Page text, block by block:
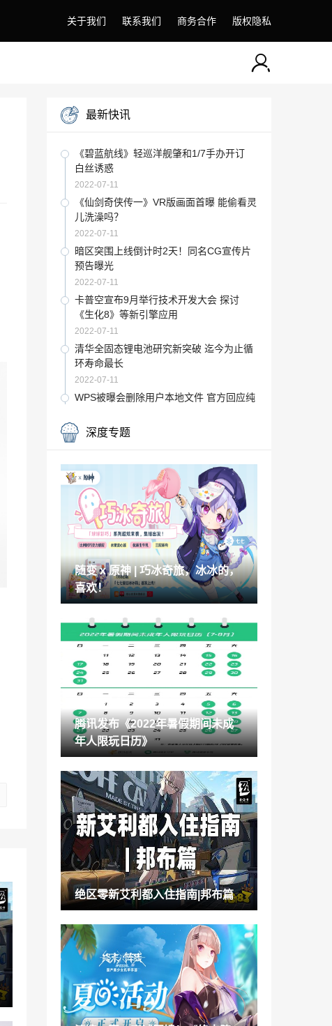
关于我们 联系我们 商务合作 版权隐私
最新快讯
《碧蓝航线》轻巡洋舰肇和1/7手办开订
白丝诱惑
2022-07-11
《仙剑奇侠传一》VR版画面首曝 能偷看灵
儿洗澡吗？
2022-07-11
暗区突围上线倒计时2天！同名CG宣传片
预告曝光
2022-07-11
卡普空宣布9月举行技术开发大会 探讨
《生化8》等新引擎应用
2022-07-11
清华全固态锂电池研究新突破 迄今为止循
环寿命最长
2022-07-11
WPS被曝会删除用户本地文件 官方回应纯
2022-07-11
2022-07-11
高桥和希死因为溺死 刑事案件可能性较低
2022-07-11
M站评选2022年上半年20款最佳游戏 榜首
一骑绝尘
2022-07-11
随变 x 原神 | 巧冰奇旅，冰冰的，喜欢！
2022-07-11
《剑网3缘起》巴蜀风云定档7月28日 预热
活动开启
2022-07-11
《魔兽世界》巨龙时代A测或将在本周上线
2022-07-11
血源诅咒+空洞骑士的奇妙化反《鸦之咒
誓》新预告公布
2022-07-11
海贼王动画电影《FILM RED》新海报 确
定推IMAX版
2022-07-11
日服港服eShop举行“我的任天堂黄金点数
双倍活动”
2022-07-11
腾讯发布《2022年暑假期间未成年人限玩
日历》
绝区零新艾利都入住指南|邦布篇
2022-07-11
荣耀X40i于7月13日预售 号称“宇宙级浪
漫”
2022-07-11
深度专题
随变 x 原神 | 巧冰奇旅，冰冰的，
喜欢！
腾讯发布《2022年暑假期间未成
年人限玩日历》
绝区零新艾利都入住指南|邦布篇